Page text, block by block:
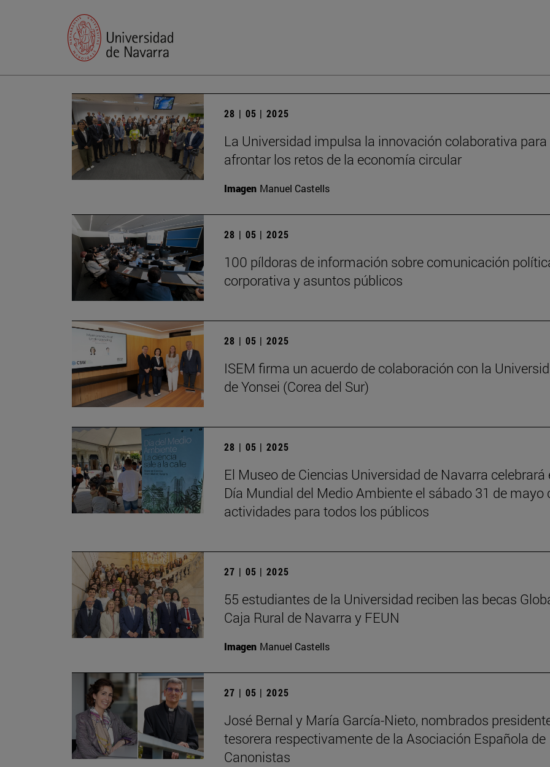
28 | 05 | 2025
La Universidad impulsa la innovación colaborativa para
afrontar los retos de la economía circular
Imagen Manuel Castells
28 | 05 | 2025
100 píldoras de información sobre comunicación
corporativa y asuntos públicos
28 | 05 | 2025
ISEM firma un acuerdo de colaboración con la
de Yonsei (Corea del Sur)
28 | 05 | 2025
El Museo de Ciencias Universidad de Navarra celebrará
Día Mundial del Medio Ambiente el sábado 31 de mayo
actividades para todos los públicos
27 | 05 | 2025
55 estudiantes de la Universidad reciben las becas
Caja Rural de Navarra y FEUN
Imagen Manuel Castells
27 | 05 | 2025
José Bernal y María García-Nieto, nombrados
tesorera respectivamente de la Asociación Española de
Canonistas